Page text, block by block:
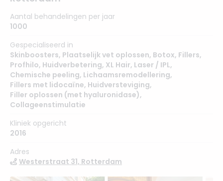
Aantal behandelingen per jaar
1000
Gespecialiseerd in
Skinboosters, Plaatselijk vet oplossen, Botox, Fillers,
Profhilo, Huidverbetering, XL Hair, Laser / IPL,
Chemische peeling, Lichaamsremodellering,
Fillers met lidocaïne, Huidversteviging,
Filler oplossen (met hyaluronidase),
Collageenstimulatie
Kliniek opgericht
2016
Adres
Westerstraat 31, Rotterdam